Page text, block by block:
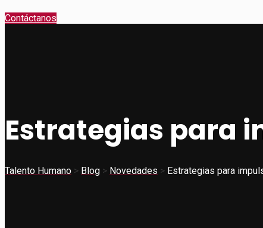
Contáctanos
Estrategias para
Talento Humano > Blog > Novedades > Estrategias para